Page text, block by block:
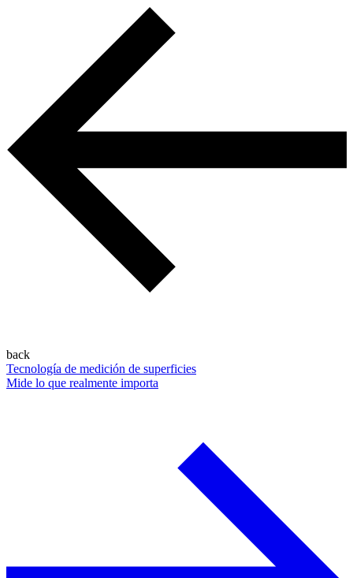
back
Tecnología de medición de superficies
Mide lo que realmente importa